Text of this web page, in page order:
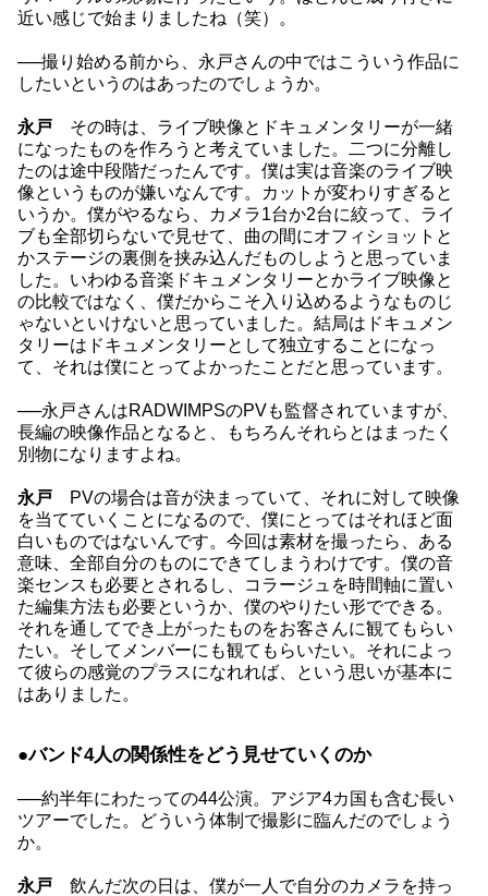
近い感じで始まりましたね（笑）。
──撮り始める前から、永戸さんの中ではこういう作品に
したいというのはあったのでしょうか。
永戸 その時は、ライブ映像とドキュメンタリーが一緒
になったものを作ろうと考えていました。二つに分離し
たのは途中段階だったんです。僕は実は音楽のライブ映
像というものが嫌いなんです。カットが変わりすぎると
いうか。僕がやるなら、カメラ1台か2台に絞って、ライ
ブも全部切らないで見せて、曲の間にオフィショットと
かステージの裏側を挟み込んだものしようと思っていま
した。いわゆる音楽ドキュメンタリーとかライブ映像と
の比較ではなく、僕だからこそ入り込めるようなものじ
ゃないといけないと思っていました。結局はドキュメン
タリーはドキュメンタリーとして独立することになっ
て、それは僕にとってよかったことだと思っています。
──永戸さんはRADWIMPSのPVも監督されていますが、
長編の映像作品となると、もちろんそれらとはまったく
別物になりますよね。
永戸 PVの場合は音が決まっていて、それに対して映像
を当てていくことになるので、僕にとってはそれほど面
白いものではないんです。今回は素材を撮ったら、ある
意味、全部自分のものにできてしまうわけです。僕の音
楽センスも必要とされるし、コラージュを時間軸に置い
た編集方法も必要というか、僕のやりたい形でできる。
それを通してでき上がったものをお客さんに観てもらい
たい。そしてメンバーにも観てもらいたい。それによっ
て彼らの感覚のプラスになれれば、という思いが基本に
はありました。
●バンド4人の関係性をどう見せていくのか
──約半年にわたっての44公演。アジア4カ国も含む長い
ツアーでした。どういう体制で撮影に臨んだのでしょう
か。
永戸 飲んだ次の日は、僕が一人で自分のカメラを持っ